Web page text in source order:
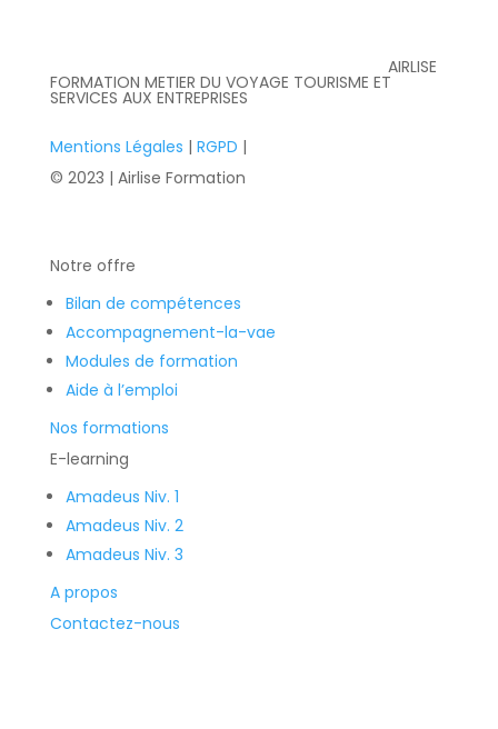
AIRLISE
FORMATION METIER DU VOYAGE TOURISME ET
SERVICES AUX ENTREPRISES
Mentions Légales | RGPD |
© 2023 | Airlise Formation
Notre offre
Bilan de compétences
Accompagnement-la-vae
Modules de formation
Aide à l’emploi
Nos formations
E-learning
Amadeus Niv. 1
Amadeus Niv. 2
Amadeus Niv. 3
A propos
Contactez-nous